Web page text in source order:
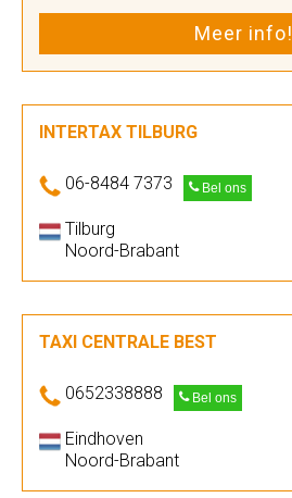
Meer info!
INTERTAX TILBURG
06-8484 7373 Bel ons
Tilburg
Noord-Brabant
TAXI CENTRALE BEST
0652338888 Bel ons
Eindhoven
Noord-Brabant